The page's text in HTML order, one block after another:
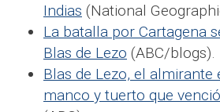
Indias (National
La batalla por Cartagena
Blas de Lezo (ABC/blogs).
Blas de Lezo, el almirante
manco y tuerto que